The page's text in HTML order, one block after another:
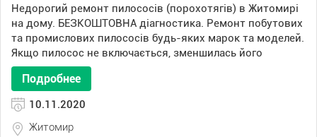
Недорогий ремонт пилососів (порохотягів) в Житомирі
на дому. БЕЗКОШТОВНА діагностика. Ремонт побутових
та промислових пилососів будь-яких марок та моделей.
Якщо пилосос не включається, зменшилась його
Подробнее
10.11.2020
Житомир